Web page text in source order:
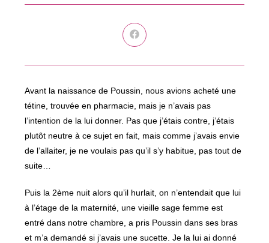
Ouvrir
dans
autre
Avant la naissance de Poussin, nous avions acheté une
tétine, trouvée en pharmacie, mais je n’avais pas
l’intention de la lui donner. Pas que j’étais contre, j’étais
plutôt neutre à ce sujet en fait, mais comme j’avais envie
de l’allaiter, je ne voulais pas qu’il s’y habitue, pas tout de
suite…
Puis la 2ème nuit alors qu’il hurlait, on n’entendait que lui
à l’étage de la maternité, une vieille sage femme est
entré dans notre chambre, a pris Poussin dans ses bras
et m’a demandé si j’avais une sucette. Je la lui ai donné